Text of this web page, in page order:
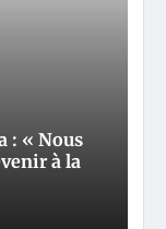
: « Nous
à la